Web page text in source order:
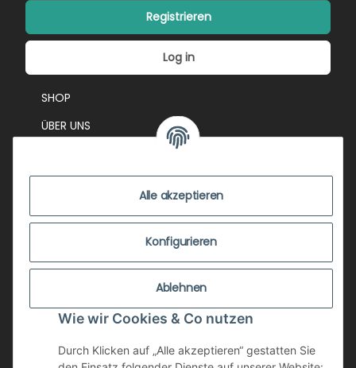
Alle akzeptieren
Konfigurieren
Ablehnen
Wie wir Cookies & Co nutzen
Durch Klicken auf „Alle akzeptieren“ gestatten Sie
Registrieren
Log in
SHOP
ÜBER UNS
ZUSTANDSBEWERTUNG
ZAHLUNGSMÖGLICHKEITEN
AGB
WIDERRUFSRECHT